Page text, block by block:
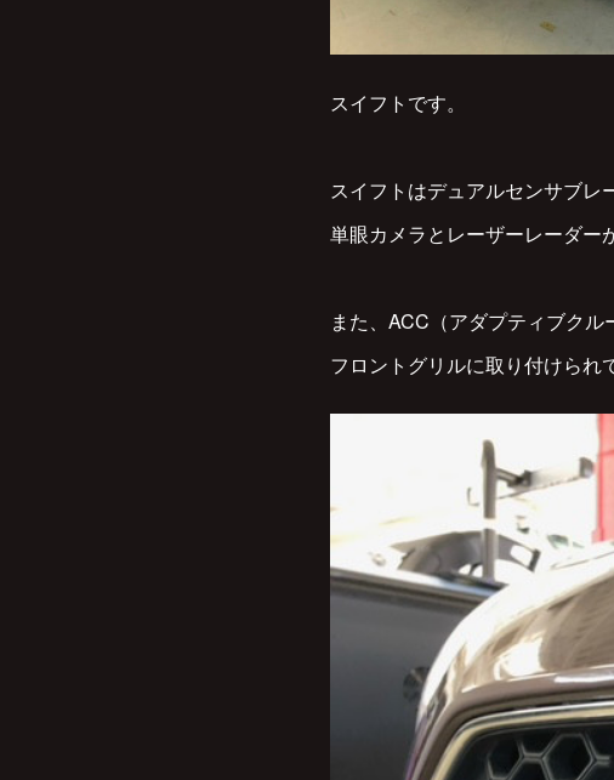
スイフトです。
スイフトはデュアルセンサブレ
単眼カメラとレーザーレーダー
また、ACC（アダプティブク
フロントグリルに取り付けられ